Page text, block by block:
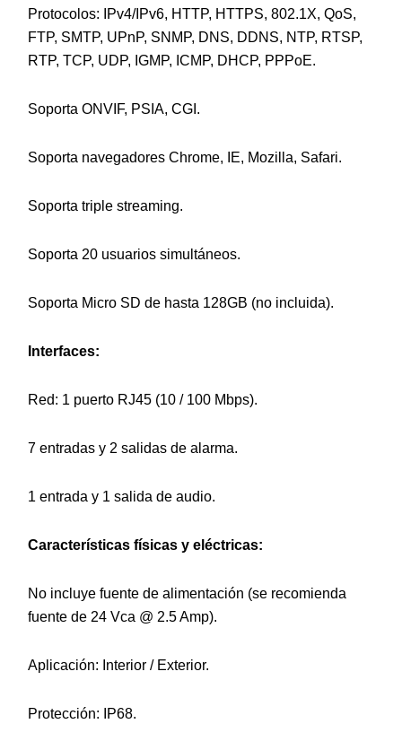
Protocolos: IPv4/IPv6, HTTP, HTTPS, 802.1X, QoS,
FTP, SMTP, UPnP, SNMP, DNS, DDNS, NTP, RTSP,
RTP, TCP, UDP, IGMP, ICMP, DHCP, PPPoE.
Soporta ONVIF, PSIA, CGI.
Soporta navegadores Chrome, IE, Mozilla, Safari.
Soporta triple streaming.
Soporta 20 usuarios simultáneos.
Soporta Micro SD de hasta 128GB (no incluida).
Interfaces:
Red: 1 puerto RJ45 (10 / 100 Mbps).
7 entradas y 2 salidas de alarma.
1 entrada y 1 salida de audio.
Características físicas y eléctricas:
No incluye fuente de alimentación (se recomienda
fuente de 24 Vca @ 2.5 Amp).
Aplicación: Interior / Exterior.
Protección: IP68.